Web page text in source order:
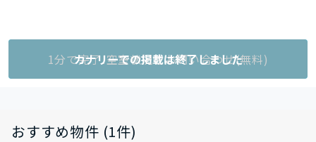
1分で完了!空室状況をお問い合わせ(無料)
カナリーでの掲載は終了しました
おすすめ物件 (1件)